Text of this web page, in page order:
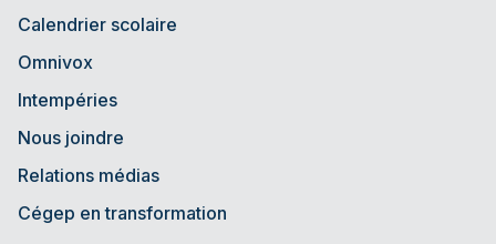
Calendrier scolaire
Omnivox
Intempéries
Nous joindre
Relations médias
Cégep en transformation